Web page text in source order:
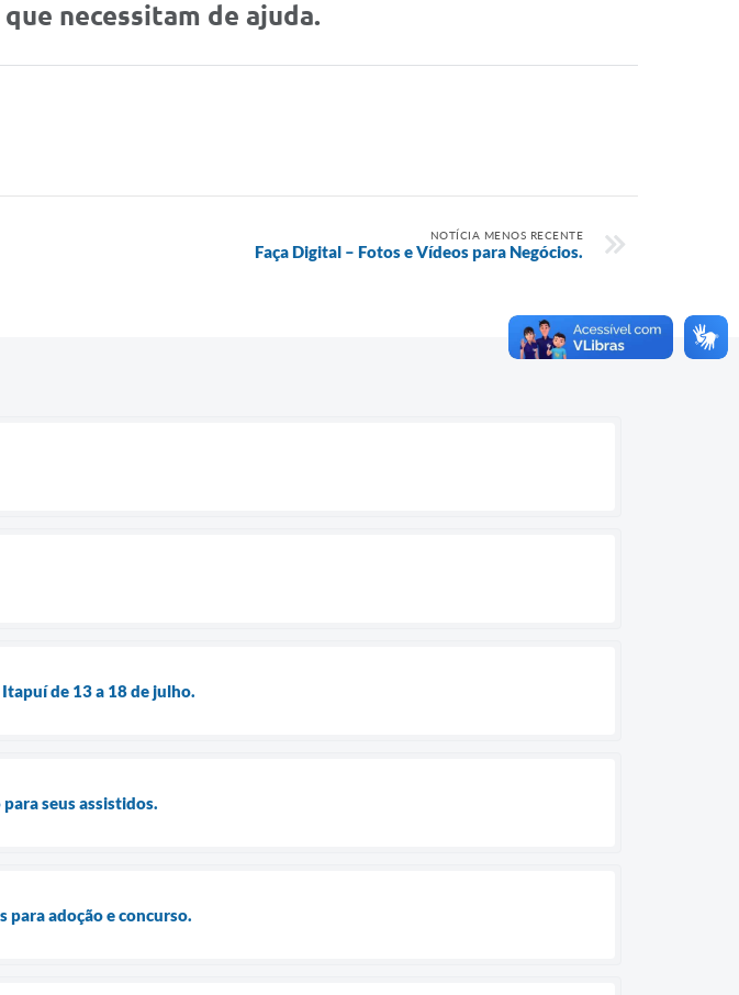
necessitam de ajuda.
NOTÍCIA MENOS RECENTE
Faça Digital – Fotos e Vídeos para Negócios.
de 13 a 18 de julho.
seus assistidos.
adoção e concurso.